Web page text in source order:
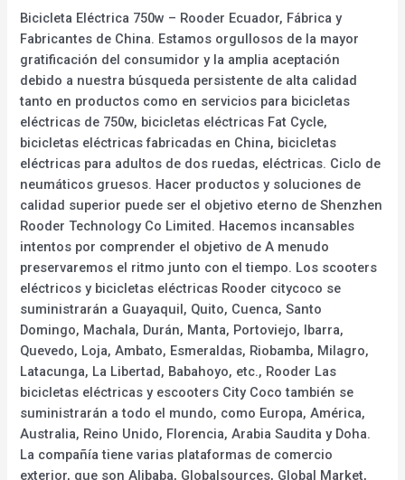
Bicicleta Eléctrica 750w – Rooder Ecuador, Fábrica y
Fabricantes de China. Estamos orgullosos de la mayor
gratificación del consumidor y la amplia aceptación
debido a nuestra búsqueda persistente de alta calidad
tanto en productos como en servicios para bicicletas
eléctricas de 750w, bicicletas eléctricas Fat Cycle,
bicicletas eléctricas fabricadas en China, bicicletas
eléctricas para adultos de dos ruedas, eléctricas. Ciclo de
neumáticos gruesos. Hacer productos y soluciones de
calidad superior puede ser el objetivo eterno de Shenzhen
Rooder Technology Co Limited. Hacemos incansables
intentos por comprender el objetivo de A menudo
preservaremos el ritmo junto con el tiempo. Los scooters
eléctricos y bicicletas eléctricas Rooder citycoco se
suministrarán a Guayaquil, Quito, Cuenca, Santo
Domingo, Machala, Durán, Manta, Portoviejo, Ibarra,
Quevedo, Loja, Ambato, Esmeraldas, Riobamba, Milagro,
Latacunga, La Libertad, Babahoyo, etc., Rooder Las
bicicletas eléctricas y escooters City Coco también se
suministrarán a todo el mundo, como Europa, América,
Australia, Reino Unido, Florencia, Arabia Saudita y Doha.
La compañía tiene varias plataformas de comercio
exterior, que son Alibaba, Globalsources, Global Market,